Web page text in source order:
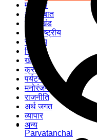
मुख पृष्ठ
अपनी बात
उत्तराखंड
अंतरराष्ट्रीय
स्वास्थ्य
शिक्षा
खेल
क्राइम
पर्यटन
मनोरंजन
राजनीति
अर्थ जगत
व्यापार
अन्य
Parvatanchal